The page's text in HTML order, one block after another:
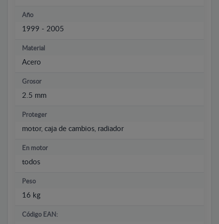
Año
1999 - 2005
Material
Acero
Grosor
2.5 mm
Proteger
motor, caja de cambios, radiador
En motor
todos
Peso
16 kg
Código EAN: